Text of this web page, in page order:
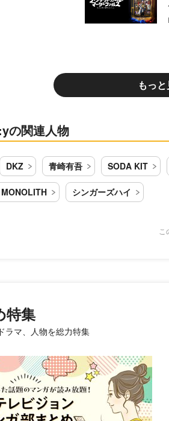
もっ
の関連人物
DKZ 青崎有吾 SODA KIT
MONOLITH シンガーズハイ
特集
ラマ、人物を総力特集